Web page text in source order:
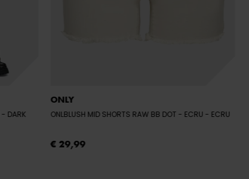
- DARK
ONLY
ONLBLUSH MID SHORTS RAW BB DOT - ECRU - ECRU
€ 29,99